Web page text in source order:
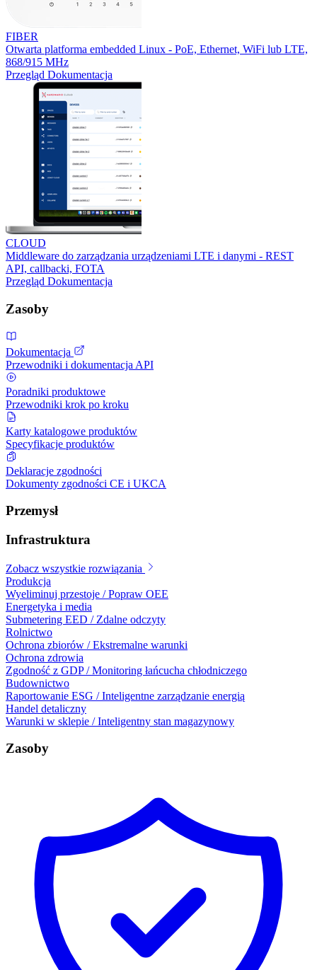
FIBER
Otwarta platforma embedded Linux - PoE, Ethernet, WiFi lub LTE,
868/915 MHz
Przegląd Dokumentacja
CLOUD
Middleware do zarządzania urządzeniami LTE i danymi - REST
API, callbacki, FOTA
Przegląd Dokumentacja
Zasoby
Dokumentacja
Przewodniki i dokumentacja API
Poradniki produktowe
Przewodniki krok po kroku
Karty katalogowe produktów
Specyfikacje produktów
Deklaracje zgodności
Dokumenty zgodności CE i UKCA
Przemysł
Infrastruktura
Zobacz wszystkie rozwiązania
Produkcja
Wyeliminuj przestoje / Popraw OEE
Energetyka i media
Submetering EED / Zdalne odczyty
Rolnictwo
Ochrona zbiorów / Ekstremalne warunki
Ochrona zdrowia
Zgodność z GDP / Monitoring łańcucha chłodniczego
Budownictwo
Raportowanie ESG / Inteligentne zarządzanie energią
Handel detaliczny
Warunki w sklepie / Inteligentny stan magazynowy
Zasoby